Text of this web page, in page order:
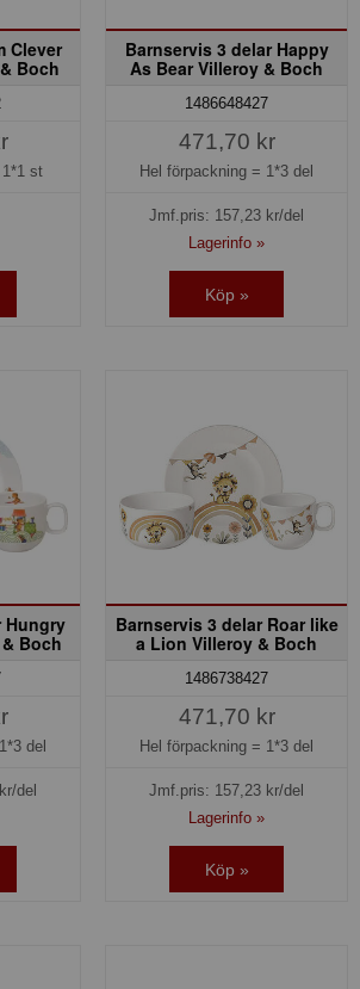
Clever
Boch
1*1 st
Barnservis 3 delar Happy
As Bear Villeroy & Boch
1486648427
471,70 kr
Hel förpackning = 1*3 del
Jmf.pris: 157,23 kr/del
Lagerinfo »
Köp »
Hungry
Boch
1*3 del
kr/del
Barnservis 3 delar Roar like
a Lion Villeroy & Boch
1486738427
471,70 kr
Hel förpackning = 1*3 del
Jmf.pris: 157,23 kr/del
Lagerinfo »
Köp »